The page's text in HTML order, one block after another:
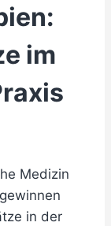
im
Medizin
in der